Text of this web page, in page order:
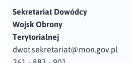
Sekretariat Dowódcy
Wojsk Obrony
Terytorialnej
dwot.sekretariat@mon.gov.pl